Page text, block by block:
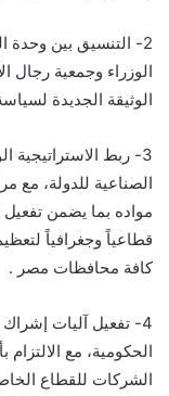
2- التنسيق بين وحدة
الوزراء وجمعية رجال
الوثيقة الجديدة
3- ربط الاستراتيجية
الصناعية للدولة، مع
مواده بما يضمن تفعيل
قطاعياً وجغرافياً
كافة محافظات مصر .
4- تفعيل آليات
الحكومية، مع
الشركات للقطاع